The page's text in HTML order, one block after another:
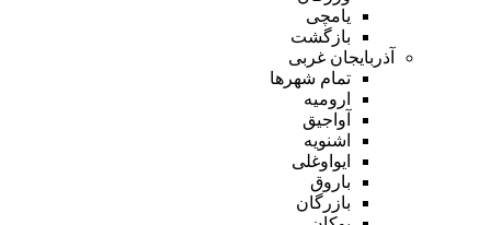
یامچی
بازگشت
آذربایجان غربی
تمام شهر‌ها
ارومیه
آواجیق
اشنویه
ایواوغلی
باروق
بازرگان